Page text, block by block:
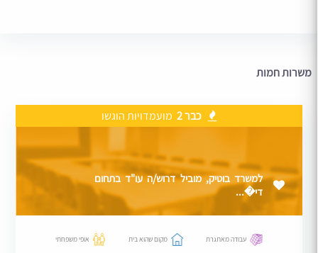
משרות חמות
כבר 2 מועמדויות הוגשו
למשרד בוטיק, מוביל דרוש/ה עו"ד בתחום
די�...
עבודה מאתגרת מקום שהוא בית אופי משפחתי